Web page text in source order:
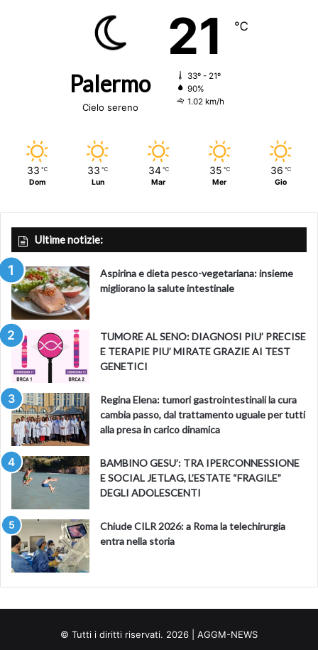
Palermo
Cielo sereno
21 ℃
33º - 21º
90%
1.02 km/h
33 ℃
Dom
33 ℃
Lun
34 ℃
Mar
35 ℃
Mer
36 ℃
Gio
Ultime notizie:
Aspirina e dieta pesco-vegetariana: insieme
migliorano la salute intestinale
TUMORE AL SENO: DIAGNOSI PIU’ PRECISE
E TERAPIE PIU’ MIRATE GRAZIE AI TEST
GENETICI
Regina Elena: tumori gastrointestinali la cura
cambia passo, dal trattamento uguale per tutti
alla presa in carico dinamica
BAMBINO GESU’: TRA IPERCONNESSIONE
E SOCIAL JETLAG, L’ESTATE “FRAGILE”
DEGLI ADOLESCENTI
Chiude CILR 2026: a Roma la telechirurgia
entra nella storia
© Tutti i diritti riservati. 2026 | AGGM-NEWS